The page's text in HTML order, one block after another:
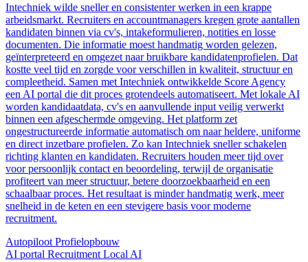
Intechniek wilde sneller en consistenter werken in een krappe
arbeidsmarkt. Recruiters en accountmanagers kregen grote aantallen
kandidaten binnen via cv's, intakeformulieren, notities en losse
documenten. Die informatie moest handmatig worden gelezen,
geïnterpreteerd en omgezet naar bruikbare kandidatenprofielen. Dat
kostte veel tijd en zorgde voor verschillen in kwaliteit, structuur en
compleetheid. Samen met Intechniek ontwikkelde Score Agency
een AI portal die dit proces grotendeels automatiseert. Met lokale AI
worden kandidaatdata, cv's en aanvullende input veilig verwerkt
binnen een afgeschermde omgeving. Het platform zet
ongestructureerde informatie automatisch om naar heldere, uniforme
en direct inzetbare profielen. Zo kan Intechniek sneller schakelen
richting klanten en kandidaten. Recruiters houden meer tijd over
voor persoonlijk contact en beoordeling, terwijl de organisatie
profiteert van meer structuur, betere doorzoekbaarheid en een
schaalbaar proces. Het resultaat is minder handmatig werk, meer
snelheid in de keten en een stevigere basis voor moderne
recruitment.
Autopiloot Profielopbouw
AI portal Recruitment Local AI